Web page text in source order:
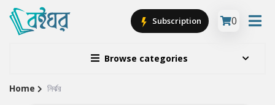
Browse categories
Subscription 0
Site
Home নির্ঝর